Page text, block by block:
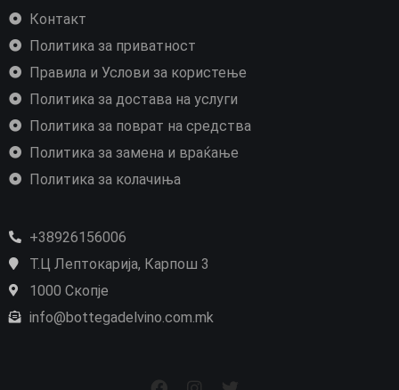
Контакт
Политика за приватност
Правила и Услови за користење
Политика за достава на услуги
Политика за поврат на средства
Политика за замена и враќање
Политика за колачиња
+38926156006
Т.Ц Лептокарија, Карпош 3
1000 Скопје
info@bottegadelvino.com.mk